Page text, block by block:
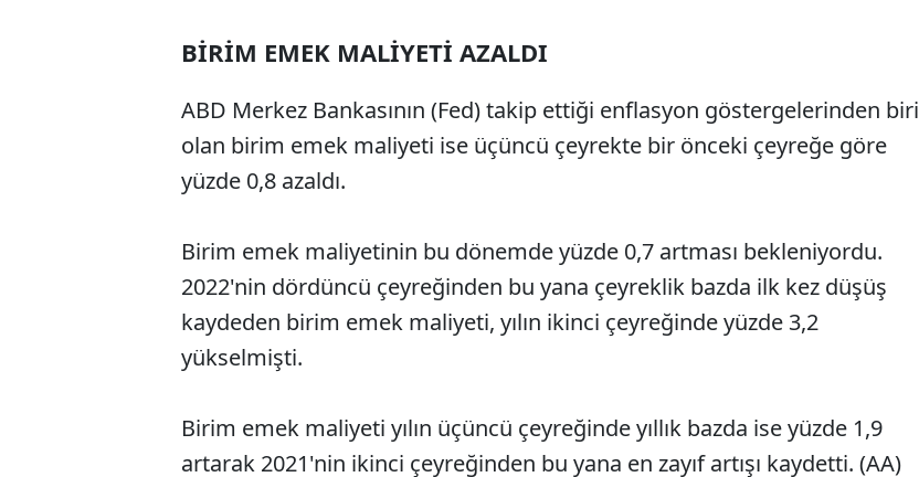
BİRİM EMEK MALİYETİ AZALDI
ABD Merkez Bankasının (Fed) takip ettiği enflasyon göstergelerinden biri
olan birim emek maliyeti ise üçüncü çeyrekte bir önceki çeyreğe göre
yüzde 0,8 azaldı.
Birim emek maliyetinin bu dönemde yüzde 0,7 artması bekleniyordu.
2022'nin dördüncü çeyreğinden bu yana çeyreklik bazda ilk kez düşüş
kaydeden birim emek maliyeti, yılın ikinci çeyreğinde yüzde 3,2
yükselmişti.
Birim emek maliyeti yılın üçüncü çeyreğinde yıllık bazda ise yüzde 1,9
artarak 2021'nin ikinci çeyreğinden bu yana en zayıf artışı kaydetti. (AA)